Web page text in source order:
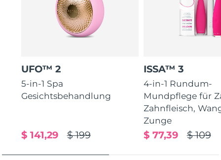
UFO™ 2
5-in-1 Spa
Gesichtsbehandlung
$ 199
$ 141,29
ISSA™ 3
4-in-1 Rundum-
Mundpflege für
Zahnfleisch,
Zunge
$ 109
$ 77,39